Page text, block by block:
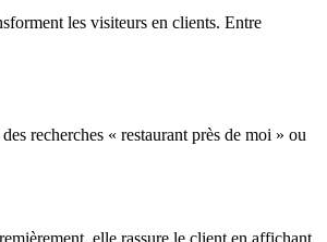
les visiteurs en clients. Entre
recherches « restaurant près de moi » ou
elle rassure le client en affichant